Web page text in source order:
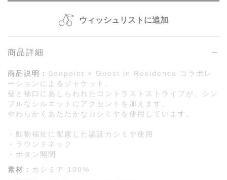
ウィッシュリストに追加
商品詳細
商品説明： Bonpoint × Guest in Residence コラボレ
ーションによるジャケット。
裾と袖口にあしらわれたコントラストストライプが、シン
プルなシルエットにアクセントを加えます。
やわらかくあたたかなカシミヤを使用しています。
・動物福祉に配慮した認証カシミヤ使用
・ラウンドネック
・ボタン開閉
素材：
カシミア 100%